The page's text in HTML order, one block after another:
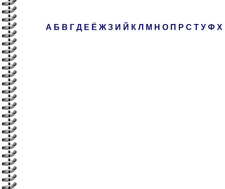
А Б В Г Д Е Ё Ж З И Й К Л М Н О П Р С Т У Ф Х